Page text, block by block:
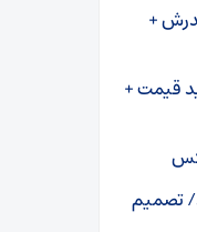
+
شدید قیمت +
تصمیم